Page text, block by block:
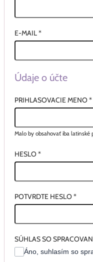
E-MAIL*
Údaje o účte
PRIHLASOVACIE MENO*
Malo by obsahovať iba latinské
HESLO*
POTVRDTE HESLO*
SÚHLAS SO
Áno, suhlasím so